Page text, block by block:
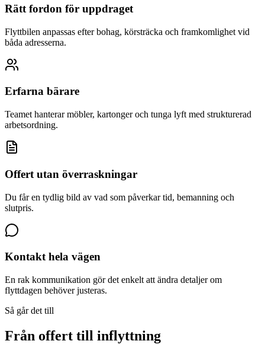
Rätt fordon för uppdraget
Flyttbilen anpassas efter bohag, körsträcka och framkomlighet vid
båda adresserna.
Erfarna bärare
Teamet hanterar möbler, kartonger och tunga lyft med strukturerad
arbetsordning.
Offert utan överraskningar
Du får en tydlig bild av vad som påverkar tid, bemanning och
slutpris.
Kontakt hela vägen
En rak kommunikation gör det enkelt att ändra detaljer om
flyttdagen behöver justeras.
Så går det till
Från offert till inflyttning